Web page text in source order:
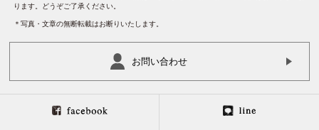
ります。どうぞご了承ください。
＊写真・文章の無断転載はお断りいたします。
お問い合わせ